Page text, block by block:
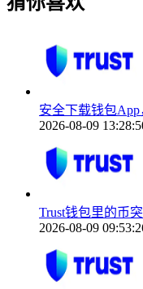
安全下载钱包
2026-08-09
Trust钱包里的币
2026-08-09